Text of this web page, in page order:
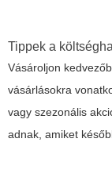
Tippek a
Vásároljon
vásárlásokra
vagy szezonális
adnak, amiket